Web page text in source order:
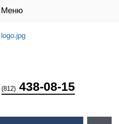
Меню
(812) 438-08-15